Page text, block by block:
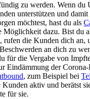
zu werden. Wenn du
unterstützen und
möchtest, hast du als
Möglichkeit dazu. Bist du
rufen die Kunden dich an,
an dich zu
für die Vergabe von
Eindämmung der
, zum Beispiel bei
aktiv und berätst
für sie.